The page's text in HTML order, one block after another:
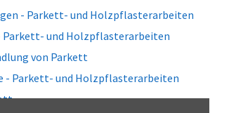
- Parkett- und Holzpflasterarbeiten
Parkett- und Holzpflasterarbeiten
von Parkett
- Parkett- und Holzpflasterarbeiten